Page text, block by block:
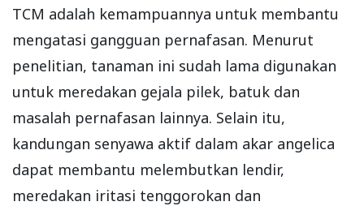
TCM adalah kemampuannya untuk membantu
mengatasi gangguan pernafasan. Menurut
penelitian, tanaman ini sudah lama digunakan
untuk meredakan gejala pilek, batuk dan
masalah pernafasan lainnya. Selain itu,
kandungan senyawa aktif dalam akar angelica
dapat membantu melembutkan lendir,
meredakan iritasi tenggorokan dan